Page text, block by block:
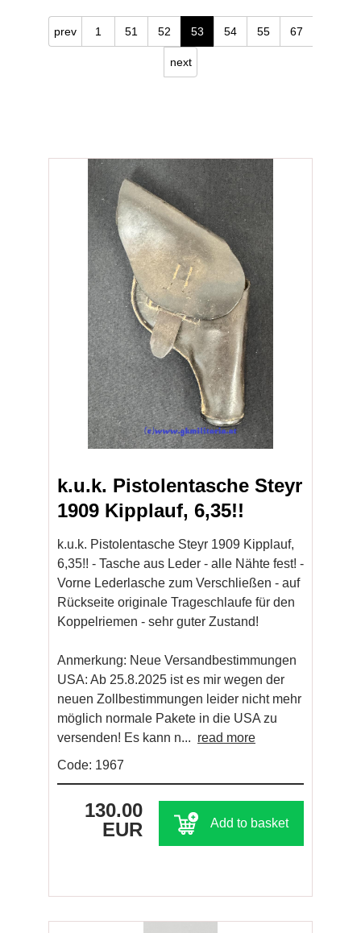
prev 1 51 52 53 54 55 67
next
k.u.k. Pistolentasche Steyr
1909 Kipplauf, 6,35!!
k.u.k. Pistolentasche Steyr 1909 Kipplauf,
6,35!! - Tasche aus Leder - alle Nähte fest! -
Vorne Lederlasche zum Verschließen - auf
Rückseite originale Trageschlaufe für den
Koppelriemen - sehr guter Zustand!
Anmerkung: Neue Versandbestimmungen
USA: Ab 25.8.2025 ist es mir wegen der
neuen Zollbestimmungen leider nicht mehr
möglich normale Pakete in die USA zu
versenden! Es kann n... read more
Code: 1967
130.00
EUR
Add to basket